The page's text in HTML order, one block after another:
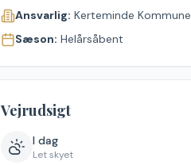
Ansvarlig: Kerteminde Kommune
Sæson: Helårsåbent
Vejrudsigt
I dag
Let skyet